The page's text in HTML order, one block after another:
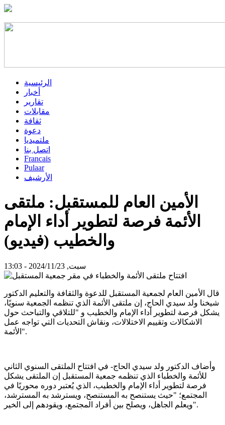
الرئيسية
أخبار
تقارير
مقابلات
ثقافة
دعوة
ملتميديا
اتصل بنا
Francais
Pulaar
الأرشيف
الأمين العام للمستقبل: ملتقى
الأئمة فرصة لتطوير أداء الإمام
والخطيب (فيديو)
سبت, 2024/11/23 - 13:03
قال الأمين العام لجمعية المستقبل للدعوة والثقافة والتعليم الدكتور
شيخنا ولد سيدي الحاج، إن ملتقى الأئمة الذي تنظمه الجمعية سنويًا،
يشكل فرصة لتطوير أداء الإمام والخطيب و "للتلاقي والتباحث حول
الاشكالات وتقييم الاختلالات، ونقاش التحديات التي تواجه عمل
الأئمة".
وأضاف الدكتور ولد سيدي الحاج- في افتتاح الملتقى السنوي الثاني
للأئمة والخطباء الذي تنظمه جمعية المستقبل إن الملتقى يشكل
فرصة لتطوير أداء الإمام والخطيب، الذي يُعتبر دوره محوريًا في
المجتمع؛ "حيث يستنصح به المستنصح، ويسترشد به المسترشد،
ويعلم الجاهل، ويصلح بين أفراد المجتمع، ويقودهم إلى الخير".